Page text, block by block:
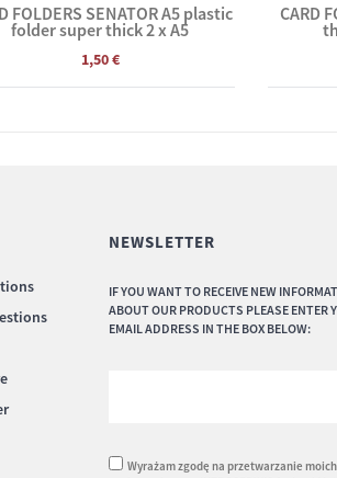
FOLDERS SENATOR A5 plastic
folder super thick 2 x A5
1,50 €
CARD
NEWSLETTER
IF YOU WANT TO RECEIVE NEW
ABOUT OUR PRODUCTS PLEASE ENTER
EMAIL ADDRESS IN THE BOX BELOW:
Wyrażam zgodę na przetwarzanie